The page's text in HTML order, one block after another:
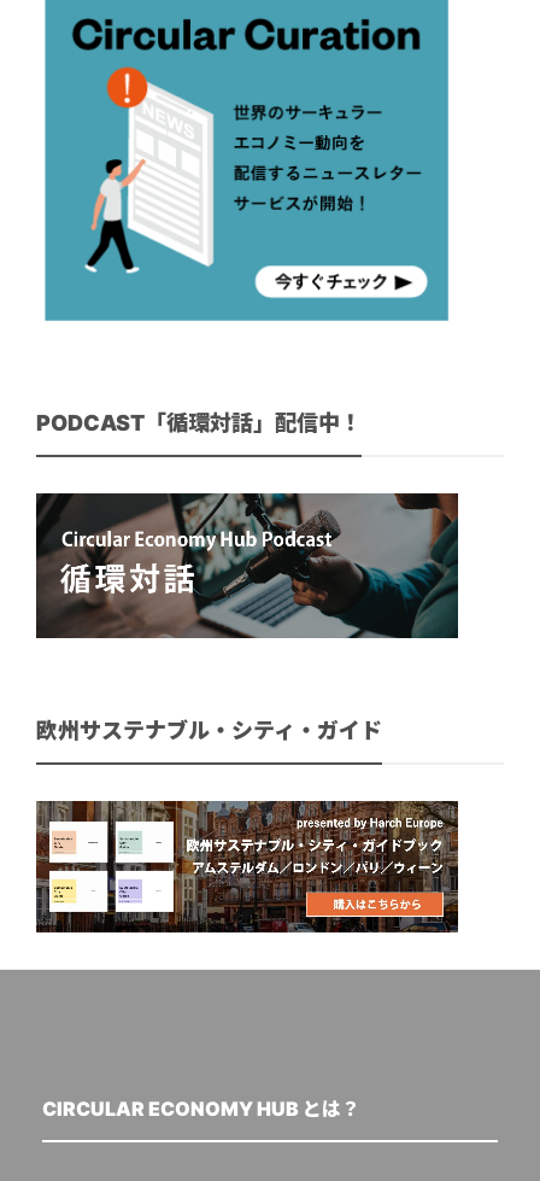
PODCAST「循環対話」配信中！
欧州サステナブル・シティ・ガイド
CIRCULAR ECONOMY HUB とは？